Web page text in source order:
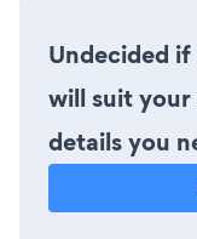
Undecided
will suit your
details you